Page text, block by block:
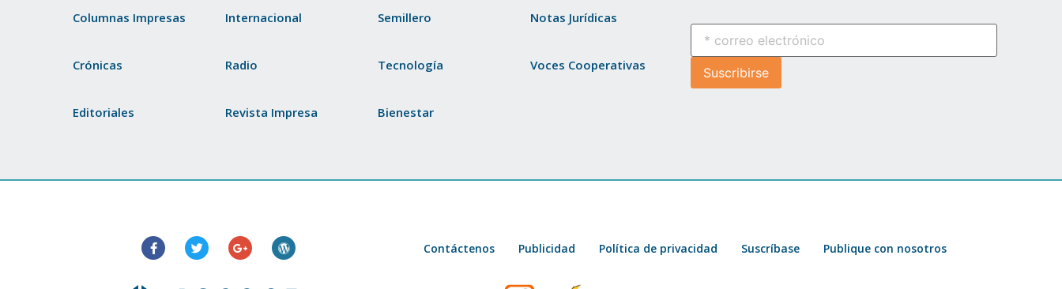
Columnas Impresas
Crónicas
Editoriales
Internacional
Radio
Revista Impresa
Semillero
Tecnología
Bienestar
Notas Jurídicas
Voces Cooperativas
Contáctenos Publicidad Política de privacidad Suscríbase Publique con nosotros